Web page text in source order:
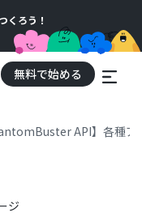
くろう！
無料で始める
API】各種